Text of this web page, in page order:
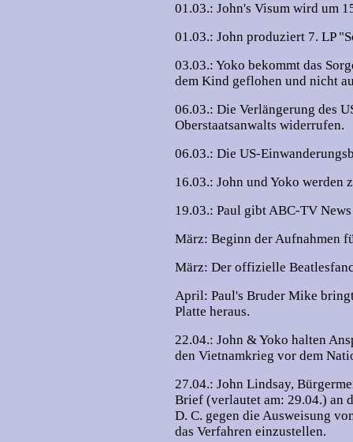
01.03.: John's Visum wird um
01.03.: John produziert 7. LP
03.03.: Yoko bekommt das
dem Kind geflohen und nicht
06.03.: Die Verlängerung des
Oberstaatsanwalts widerrufen.
06.03.: Die US-
16.03.: John und Yoko werden
19.03.: Paul gibt ABC-TV
März: Beginn der Aufnahmen
März: Der offizielle
April: Paul's Bruder Mike
Platte heraus.
22.04.: John & Yoko halten
den Vietnamkrieg vor dem
27.04.: John Lindsay,
Brief (verlautet am: 29.04.) an
D. C. gegen die Ausweisung
das Verfahren einzustellen.